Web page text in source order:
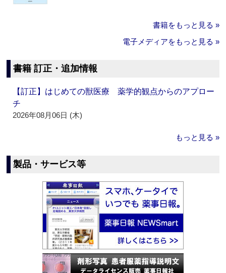
書籍をもっと見る »
電子メディアをもっと見る »
書籍 訂正・追加情報
【訂正】はじめての獣医療 薬学的観点からのアプロー
チ
2026年08月06日 (木)
もっと見る »
製品・サービス等